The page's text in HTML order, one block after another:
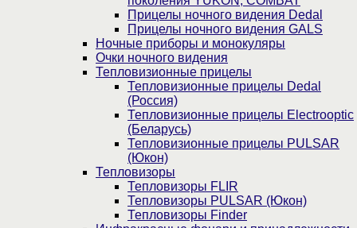
Прицелы ночного видения Dedal
Прицелы ночного видения GALS
Ночные приборы и монокуляры
Очки ночного видения
Тепловизионные прицелы
Тепловизионные прицелы Dedal
(Россия)
Тепловизионные прицелы Electrooptic
(Беларусь)
Тепловизионные прицелы PULSAR
(Юкон)
Тепловизоры
Тепловизоры FLIR
Тепловизоры PULSAR (Юкон)
Тепловизоры Finder